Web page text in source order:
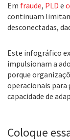
Em fraude, PLD e
continuam
desconectadas,
Este infográfico
impulsionam a
porque
operacionais para
capacidade de
Coloque